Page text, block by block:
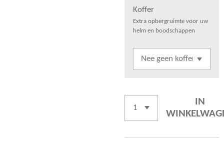
Koffer
Extra opbergruimte voor uw
helm en boodschappen
IN